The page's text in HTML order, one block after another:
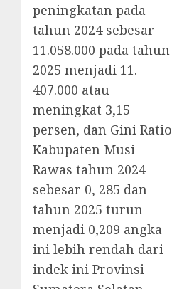
peningkatan pada
tahun 2024 sebesar
11.058.000 pada tahun
2025 menjadi 11.
407.000 atau
meningkat 3,15
persen, dan Gini Ratio
Kabupaten Musi
Rawas tahun 2024
sebesar 0, 285 dan
tahun 2025 turun
menjadi 0,209 angka
ini lebih rendah dari
indek ini Provinsi